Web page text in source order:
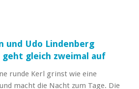
und Udo Lindenberg
geht gleich zweimal auf
runde Kerl grinst wie eine
macht die Nacht zum Tage. Die